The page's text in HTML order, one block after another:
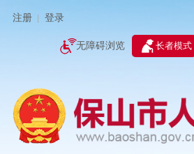
注册 登录
无障碍浏览 长者模式